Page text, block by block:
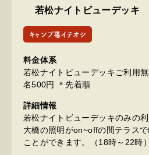
若松ナイトビューデッキ
キャンプ場イチオシ
料金体系
若松ナイトビューデッキご利用
名500円 ＊先着順
詳細情報
若松ナイトビューデッキのみの
大橋の照明がon~offの間テラス
ことができます。（18時～22時）